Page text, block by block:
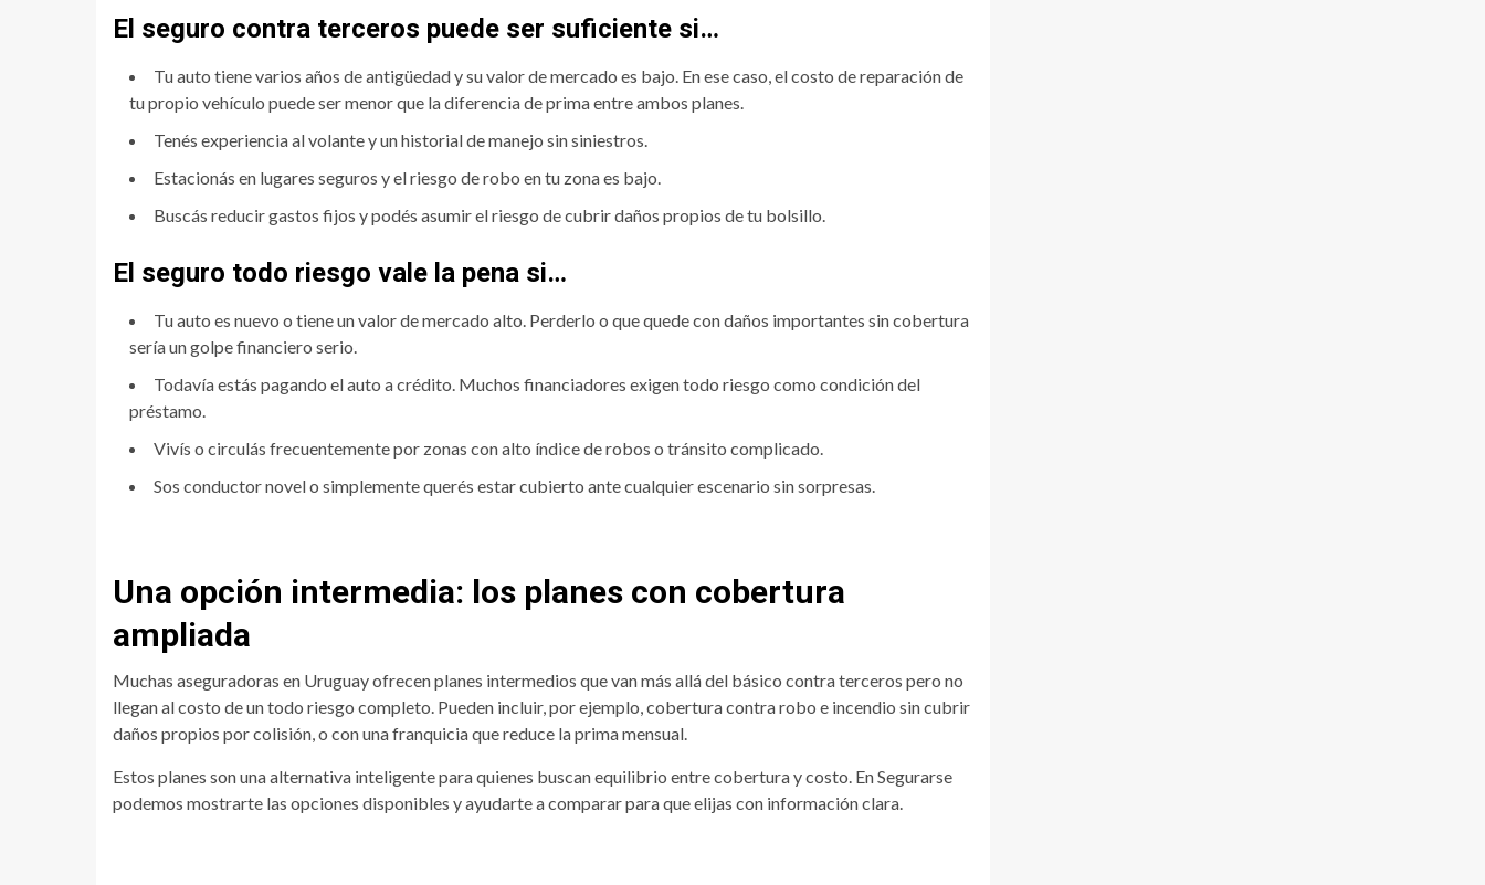
El seguro contra terceros puede ser suficiente si…
Tu auto tiene varios años de antigüedad y su valor de mercado es bajo. En ese caso, el costo de reparación de
tu propio vehículo puede ser menor que la diferencia de prima entre ambos planes.
Tenés experiencia al volante y un historial de manejo sin siniestros.
Estacionás en lugares seguros y el riesgo de robo en tu zona es bajo.
Buscás reducir gastos fijos y podés asumir el riesgo de cubrir daños propios de tu bolsillo.
El seguro todo riesgo vale la pena si…
Tu auto es nuevo o tiene un valor de mercado alto. Perderlo o que quede con daños importantes sin cobertura
sería un golpe financiero serio.
Todavía estás pagando el auto a crédito. Muchos financiadores exigen todo riesgo como condición del
préstamo.
Vivís o circulás frecuentemente por zonas con alto índice de robos o tránsito complicado.
Sos conductor novel o simplemente querés estar cubierto ante cualquier escenario sin sorpresas.
Una opción intermedia: los planes con cobertura
ampliada
Muchas aseguradoras en Uruguay ofrecen planes intermedios que van más allá del básico contra terceros pero no
llegan al costo de un todo riesgo completo. Pueden incluir, por ejemplo, cobertura contra robo e incendio sin cubrir
daños propios por colisión, o con una franquicia que reduce la prima mensual.
Estos planes son una alternativa inteligente para quienes buscan equilibrio entre cobertura y costo. En Segurarse
podemos mostrarte las opciones disponibles y ayudarte a comparar para que elijas con información clara.